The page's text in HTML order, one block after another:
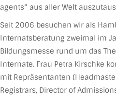
agents“ aus aller Welt
Seit 2006 besuchen wir als
Internatsberatung zweimal im
Bildungsmesse rund um das
Internate. Frau Petra Kirschke
mit Repräsentanten
Registrars, Director of